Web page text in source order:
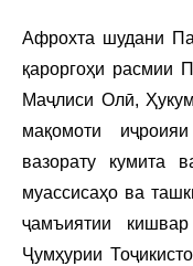
Афрохта шудани
қароргоҳи расмии
Маҷлиси Олӣ,
мақомоти
вазорату кумита
муассисаҳо ва
ҷамъиятии
Ҷумҳурии